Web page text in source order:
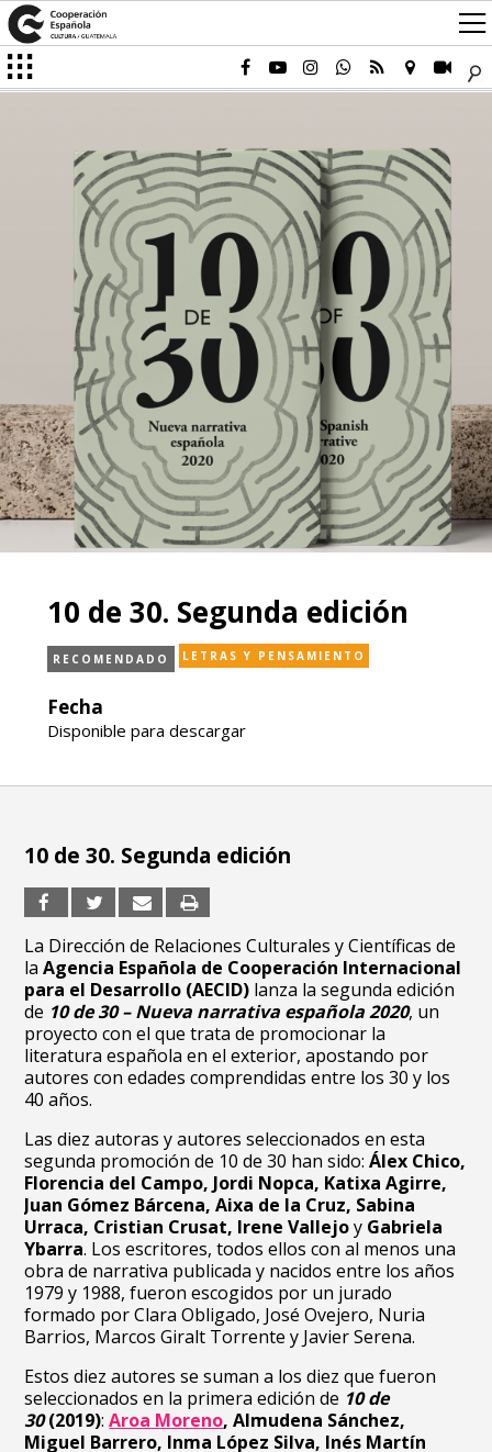
10 de 30. Segunda edición
RECOMENDADO LETRAS Y PENSAMIENTO
Fecha
Disponible para descargar
10 de 30. Segunda edición
La Dirección de Relaciones Culturales y Científicas de
laAgencia Española de Cooperación Internacional
para el Desarrollo (AECID) lanza la segunda edición
de 10 de 30 – Nueva narrativa española 2020, un
proyecto con el que trata de promocionar la
literatura española en el exterior, apostando por
autores con edades comprendidas entre los 30 y los
40 años.
Las diez autoras y autores seleccionados en esta
segunda promoción de 10 de 30 han sido:Álex Chico,
Florencia del Campo, Jordi Nopca, Katixa Agirre,
Juan Gómez Bárcena, Aixa de la Cruz, Sabina
Urraca, Cristian Crusat, Irene Vallejoy Gabriela
Ybarra. Los escritores, todos ellos con al menos una
obra de narrativa publicada y nacidos entre los años
1979 y 1988, fueron escogidos por un jurado
formado por Clara Obligado, José Ovejero, Nuria
Barrios, Marcos Giralt Torrente y Javier Serena.
Estos diez autores se suman a los diez que fueron
seleccionados en la primera edición de 10 de
30(2019):Aroa Moreno, Almudena Sánchez,
Miguel Barrero, Inma López Silva, Inés Martín